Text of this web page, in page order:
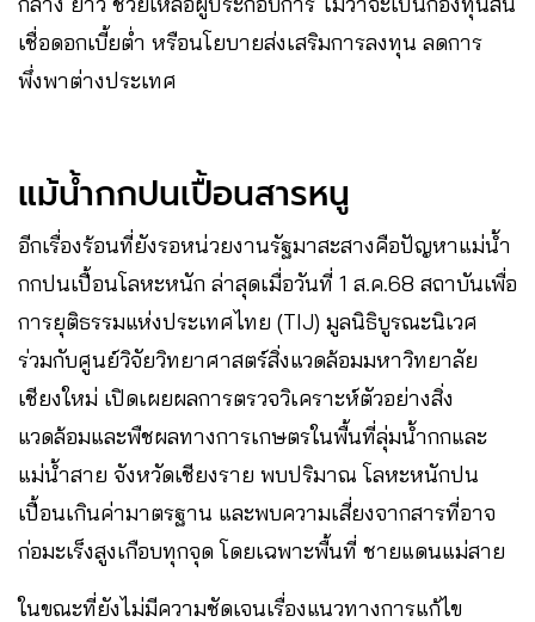
เชื่อดอกเบี้ยต่ำ หรือนโยบายส่งเสริมการลงทุน ลดการ
พึ่งพาต่างประเทศ ​
แม้น้ำกกปนเปื้อนสารหนู
อีกเรื่องร้อนที่ยังรอหน่วยงานรัฐมาสะสางคือปัญหาแม่น้ำ
กกปนเปื้อนโลหะหนัก ล่าสุดเมื่อวันที่ 1 ​ส.ค.​68 สถาบันเพื่อ
การยุติธรรมแห่งประเทศไทย (TIJ) มูลนิธิบูรณะนิเวศ
ร่วมกับศูนย์วิจัยวิทยาศาสตร์สิ่งแวดล้อมมหาวิทยาลัย
เชียงใหม่ เปิดเผยผลการตรวจวิเคราะห์ตัวอย่างสิ่ง
แวดล้อมและพืชผลทางการเกษตรในพื้นที่ลุ่มน้ำกกและ
แม่น้ำสาย จังหวัดเชียงราย พบปริมาณ โลหะหนักปน
เปื้อนเกินค่ามาตรฐาน และพบความเสี่ยงจากสารที่อาจ
ก่อมะเร็งสูงเกือบทุกจุด โดยเฉพาะพื้นที่ ชายแดนแม่สาย
ในขณะที่ยังไม่มีความชัดเจนเรื่องแนวทางการแก้ไข